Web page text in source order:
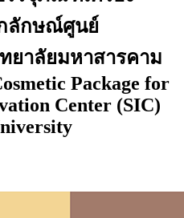
กลักษณ์ศูนย์
ยาลัยมหาสารคาม
Package for
Center (SIC)